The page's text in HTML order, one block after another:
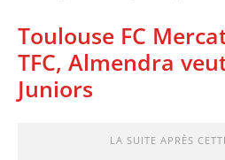
Toulouse FC
TFC, Almendra
Juniors
LA SUITE APRÈS